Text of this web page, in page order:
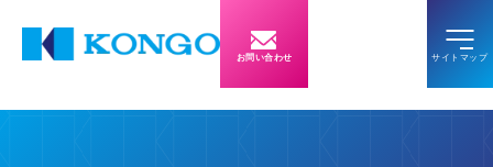
お問い合わせ